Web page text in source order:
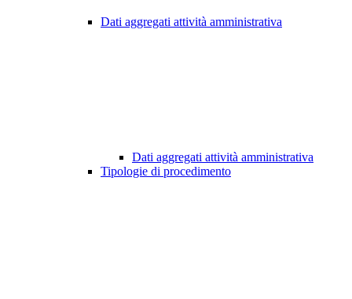
Dati aggregati attività amministrativa
Dati aggregati attività amministrativa
Tipologie di procedimento